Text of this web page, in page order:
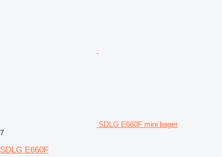
SDLG E660F mini bager
7
SDLG E660F